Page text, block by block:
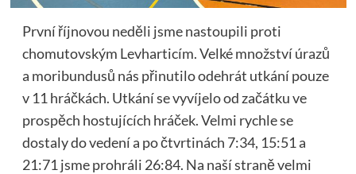
První říjnovou neděli jsme nastoupili proti
chomutovským Levharticím. Velké množství úrazů
a moribundusů nás přinutilo odehrát utkání pouze
v 11 hráčkách. Utkání se vyvíjelo od začátku ve
prospěch hostujících hráček. Velmi rychle se
dostaly do vedení a po čtvrtinách 7:34, 15:51 a
21:71 jsme prohráli 26:84. Na naší straně velmi